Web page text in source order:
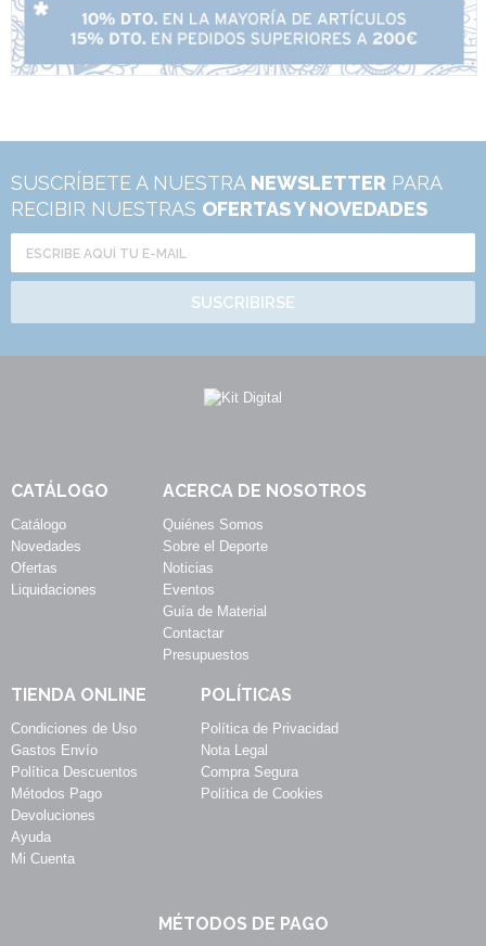
SUSCRÍBETE A NUESTRA NEWSLETTER PARA
RECIBIR NUESTRAS OFERTAS Y NOVEDADES
SUSCRIBIRSE
CATÁLOGO
Catálogo
Novedades
Ofertas
Liquidaciones
ACERCA DE NOSOTROS
Quiénes Somos
Sobre el Deporte
Noticias
Eventos
Guía de Material
Contactar
Presupuestos
TIENDA ONLINE
Condiciones de Uso
Gastos Envío
Política Descuentos
Métodos Pago
Devoluciones
Ayuda
Mi Cuenta
POLÍTICAS
Política de Privacidad
Nota Legal
Compra Segura
Política de Cookies
MÉTODOS DE PAGO